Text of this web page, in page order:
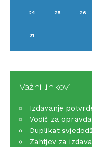
24 25 26
31
Važni linkovi
Izdavanje
Vodič za
Duplikat
Zahtjev za